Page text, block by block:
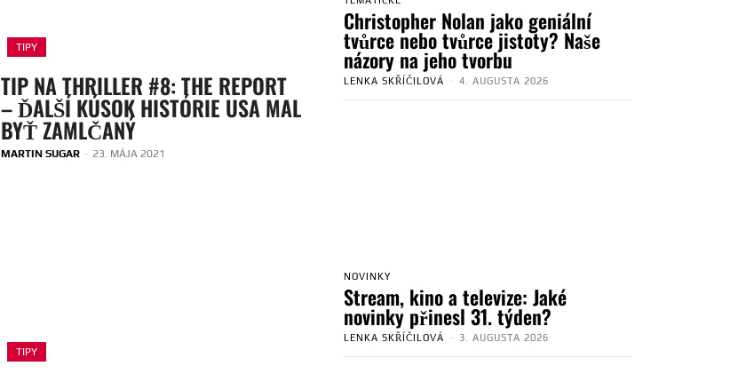
TIPY
TIP NA THRILLER #8: THE REPORT
– ĎALŠÍ KÚSOK HISTÓRIE USA MAL
BYŤ ZAMLČANÝ
MARTIN SUGAR - 23. MÁJA 2021
TIPY
Christopher Nolan jako geniální
tvůrce nebo tvůrce jistoty? Naše
názory na jeho tvorbu
LENKA SKŘÍČILOVÁ - 4. AUGUSTA 2026
NOVINKY
Stream, kino a televize: Jaké
novinky přinesl 31. týden?
LENKA SKŘÍČILOVÁ - 3. AUGUSTA 2026